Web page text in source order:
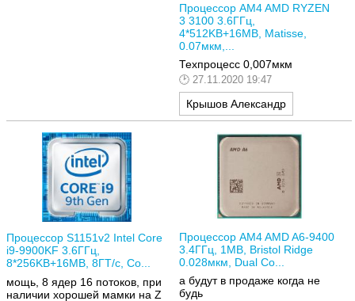
Процессор AM4 AMD RYZEN
3 3100 3.6ГГц,
4*512KB+16MB, Matisse,
0.07мкм,...
Техпроцесс 0,007мкм
27.11.2020 19:47
Крышов Александр
Процессор S1151v2 Intel Core
i9-9900KF 3.6ГГц,
8*256KB+16MB, 8ГТ/с, Co...
мощь, 8 ядер 16 потоков, при
наличии хорошей мамки на Z
Процессор AM4 AMD A6-9400
3.4ГГц, 1MB, Bristol Ridge
0.028мкм, Dual Co...
а будут в продаже когда не
будь